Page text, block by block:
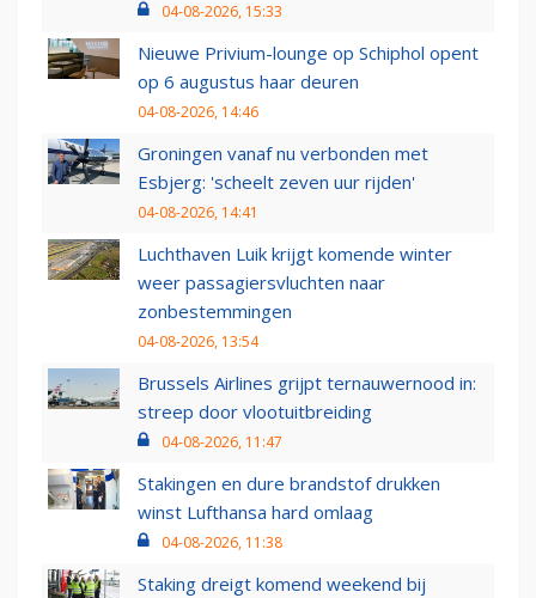
04-08-2026, 15:33
Nieuwe Privium-lounge op Schiphol opent
op 6 augustus haar deuren
04-08-2026, 14:46
Groningen vanaf nu verbonden met
Esbjerg: 'scheelt zeven uur rijden'
04-08-2026, 14:41
Luchthaven Luik krijgt komende winter
weer passagiersvluchten naar
zonbestemmingen
04-08-2026, 13:54
Brussels Airlines grijpt ternauwernood in:
streep door vlootuitbreiding
04-08-2026, 11:47
Stakingen en dure brandstof drukken
winst Lufthansa hard omlaag
04-08-2026, 11:38
Staking dreigt komend weekend bij